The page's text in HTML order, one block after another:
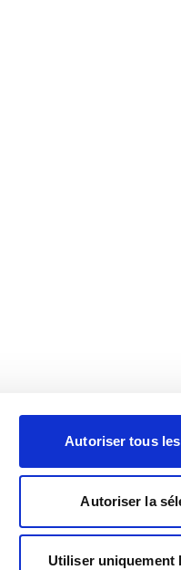
Autoriser tous
Autoriser la
Utiliser uniquement